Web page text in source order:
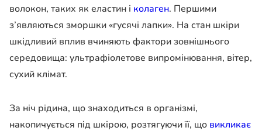
волокон, таких як еластин і колаген. Першими
з’являються зморшки «гусячі лапки». На стан шкіри
шкідливий вплив вчиняють фактори зовнішнього
середовища: ультрафіолетове випромінювання, вітер,
сухий клімат.
За ніч рідина, що знаходиться в організмі,
накопичується під шкірою, розтягуючи її, що викликає